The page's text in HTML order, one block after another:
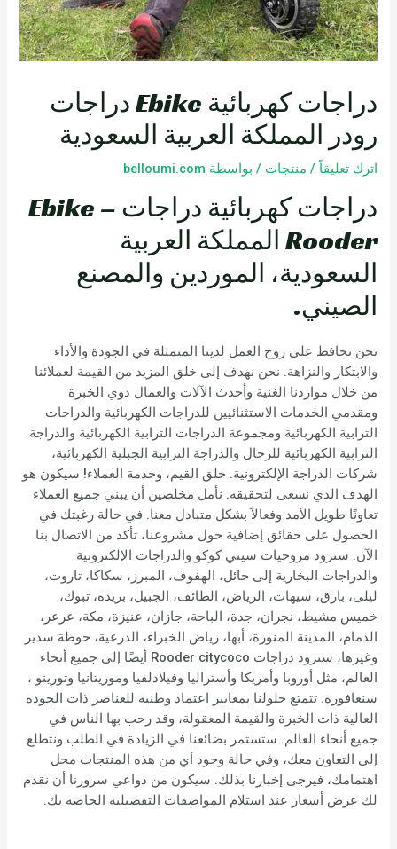
دراجات كهربائية Ebike دراجات
رودر المملكة العربية السعودية
اترك تعليقاً / منتجات / بواسطة belloumi.com
دراجات كهربائية دراجات Ebike –
Rooder المملكة العربية
السعودية، الموردين والمصنع
الصيني.
نحن نحافظ على روح العمل لدينا المتمثلة في الجودة والأداء
والابتكار والنزاهة. نحن نهدف إلى خلق المزيد من القيمة لعملائنا
من خلال مواردنا الغنية وأحدث الآلات والعمال ذوي الخبرة
ومقدمي الخدمات الاستثنائيين للدراجات الكهربائية والدراجات
الترابية الكهربائية ومجموعة الدراجات الترابية الكهربائية والدراجة
الترابية الكهربائية للرجال والدراجة الترابية الجبلية الكهربائية،
شركات الدراجة الإلكترونية. خلق القيم، وخدمة العملاء! سيكون هو
الهدف الذي نسعى لتحقيقه. نأمل مخلصين أن يبني جميع العملاء
تعاونًا طويل الأمد وفعالاً بشكل متبادل معنا. في حالة رغبتك في
الحصول على حقائق إضافية حول مشروعنا، تأكد من الاتصال بنا
الآن. ستزود مروحيات سيتي كوكو والدراجات الإلكترونية
والدراجات البخارية إلى حائل، الهفوف، المبرز، سكاكا، تاروت،
ليلى، بارق، سيهات، الرياض، الطائف، الجبيل، بريدة، تبوك،
خميس مشيط، نجران، جدة، الباحة، جازان، عنيزة، مكة، عرعر،
الدمام، المدينة المنورة، أبها، رياض الخبراء، الدرعية، حوطة سدير
وغيرها، ستزود دراجات Rooder citycoco أيضًا إلى جميع أنحاء
العالم، مثل أوروبا وأمريكا وأستراليا وفيلادلفيا وموريتانيا وتورينو ،
سنغافورة. تتمتع حلولنا بمعايير اعتماد وطنية للعناصر ذات الجودة
العالية ذات الخبرة والقيمة المعقولة، وقد رحب بها الناس في
جميع أنحاء العالم. ستستمر بضائعنا في الزيادة في الطلب ونتطلع
إلى التعاون معك، وفي حالة وجود أي من هذه المنتجات محل
اهتمامك، فيرجى إخبارنا بذلك. سيكون من دواعي سرورنا أن نقدم
لك عرض أسعار عند استلام المواصفات التفصيلية الخاصة بك.